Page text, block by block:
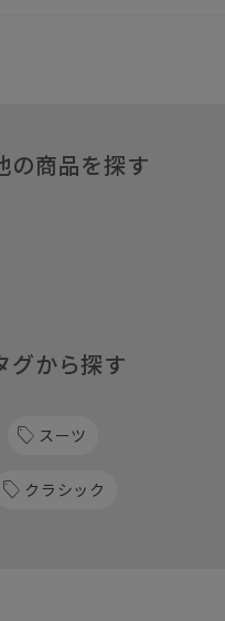
の商品を探す
グから探す
スーツ
クラシック